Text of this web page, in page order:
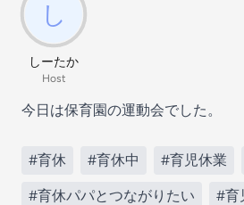
しーたか
Host
今日は保育園の運動会でした。
#育休 #育休中 #育児休業
#育休パパとつながりたい #育